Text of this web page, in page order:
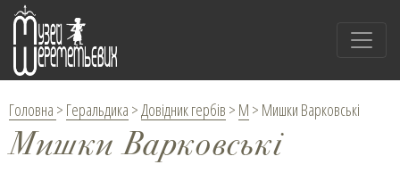
Головна > Геральдика >Довідник гербів > М > Мишки Варковські
Мишки Варковські